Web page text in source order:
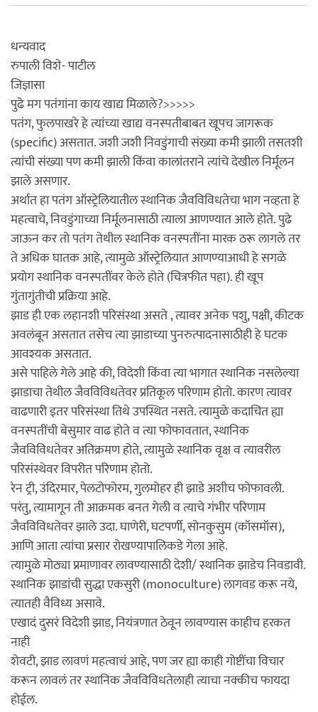
धन्यवाद
रुपाली विशे- पाटील
जिज्ञासा
पुढे मग पतंगांना काय खाद्य मिळाले?>>>>>
पतंग, फुलपाखरे हे त्यांच्या खाद्य वनस्पतीबाबत खूपच जागरूक
(specific) असतात. जशी जशी निवडुंगाची संख्या कमी झाली तसतशी
त्यांची संख्या पण कमी झाली किंवा कालांतराने त्यांचे देखील निर्मूलन
झाले असणार.
अर्थात हा पतंग ऑस्ट्रेलियातील स्थानिक जैवविविधतेचा भाग नव्हता हे
महत्वाचे, निवडुंगाच्या निर्मूलनासाठी त्याला आणण्यात आले होते. पुढे
जाऊन कर तो पतंग तेथील स्थानिक वनस्पतींना मारक ठरू लागले तर
ते अधिक घातक आहे, त्यामुळे ऑस्ट्रेलियात आणण्याआधी हे सगळे
प्रयोग स्थानिक वनस्पतींवर केले होते (चित्रफीत पहा). ही खूप
गुंतागुंतीची प्रक्रिया आहे.
झाड ही एक लहानशी परिसंस्था असते , त्यावर अनेक पशु, पक्षी, कीटक
अवलंबून असतात तसेच त्या झाडाच्या पुनरुत्पादनासाठीही हे घटक
आवश्यक असतात.
असे पाहिले गेले आहे की, विदेशी किंवा त्या भागात स्थानिक नसलेल्या
झाडाचा तेथील जैवविविधतेवर प्रतिकूल परिणाम होतो. कारण त्यावर
वाढणारी इतर परिसंस्था तिथे उपस्थित नसते. त्यामुळे कदाचित ह्या
वनस्पतींची बेसुमार वाढ होते व त्या फोफावतात, स्थानिक
जैवविविधतेवर अतिक्रमण होते, त्यामुळे स्थानिक वृक्ष व त्यावरील
परिसंस्थेवर विपरीत परिणाम होतो.
रेन ट्री, उंदिरमार, पेलटोफोरम, गुलमोहर ही झाडे अशीच फोफावली.
परंतु, त्यामागून ती आक्रमक बनत गेली व त्याचे गंभीर परिणाम
जैवविविधतेवर झाले उदा. घाणेरी, घटपर्णी, सोनकुसुम (कॉसमॉस),
आणि आता त्यांचा प्रसार रोखण्यापालिकडे गेला आहे.
त्यामुळे मोठ्या प्रमाणावर लावण्यासाठी देशी/ स्थानिक झाडेच निवडावी.
स्थानिक झाडांची सुद्धा एकसुरी (monoculture) लागवड करू नये,
त्यातही वैविध्य असावे.
एखादं दुसरं विदेशी झाड, नियंत्रणात ठेवून लावण्यास काहीच हरकत
नाही
शेवटी, झाड लावणं महत्वाचं आहे, पण जर ह्या काही गोष्टींचा विचार
करून लावलं तर स्थानिक जैवविविधतेलाही त्याचा नक्कीच फायदा
होईल.